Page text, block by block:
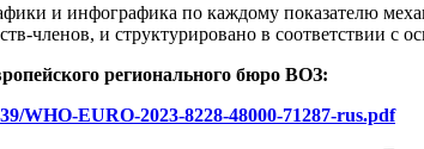
и инфографика по каждому показателю
членов, и структурировано в соответствии с
регионального бюро ВОЗ:
WHO-EURO-2023-8228-48000-71287-rus.pdf